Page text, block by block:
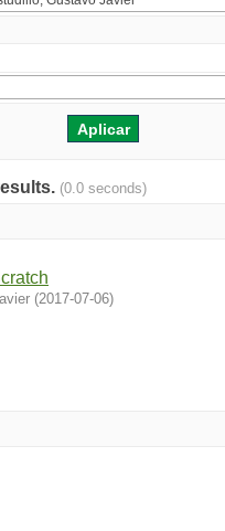
(0.0 seconds)
(2017-07-06)